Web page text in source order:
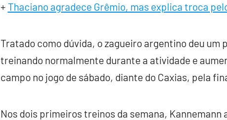
+ Thaciano agradece Grêmio, mas explica troca
Tratado como dúvida, o zagueiro argentino deu
treinando normalmente durante a atividade e
campo no jogo de sábado, diante do Caxias, pela
Nos dois primeiros treinos da semana,